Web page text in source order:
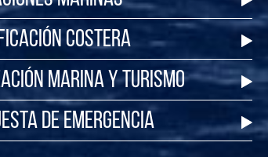
Costera
Marina y Turismo
de Emergencia